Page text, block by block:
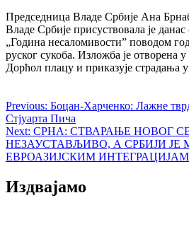
Председница Владе Србије Ана
Владе Србије присуствовала је
„Година несаломивости” поводом
руског сукоба. Изложба је отворена
Дорћол плацу и приказује страдања
Previous: Боцан-Харченко: Лажне
Стјуарта Пича
Next: СРНА: СТВАРАЊЕ НОВОГ
НЕЗАУСТАВЉИВО, А СРБИЈИ ЈЕ
ЕВРОАЗИЈСКИМ
Издвајамо